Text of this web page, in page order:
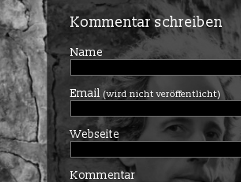
Kommentar schreiben
Name
Email (wird nicht veröffentlicht)
Webseite
Kommentar